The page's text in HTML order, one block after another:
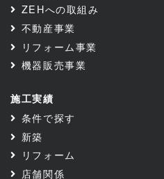
ZEHへの取組み
不動産事業
リフォーム事業
機器販売事業
施工実績
条件で探す
新築
リフォーム
店舗関係